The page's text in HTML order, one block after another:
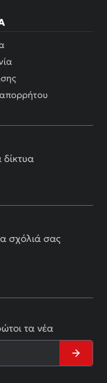
απορρήτου
σχόλιά σας
τα νέα